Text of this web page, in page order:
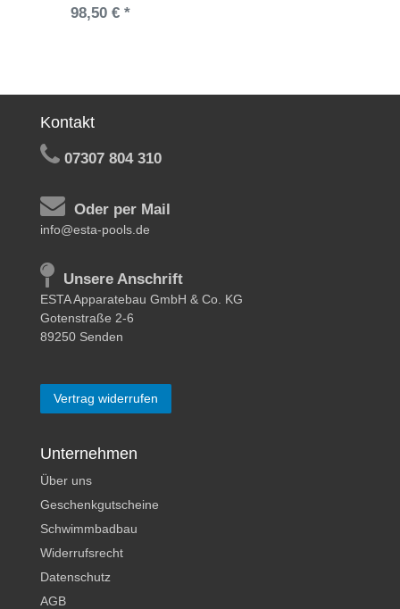
98,50 € *
Kontakt
07307 804 310
Oder per Mail
info@esta-pools.de
Unsere Anschrift
ESTA Apparatebau GmbH & Co. KG
Gotenstraße 2-6
89250 Senden
Vertrag widerrufen
Unternehmen
Über uns
Geschenkgutscheine
Schwimmbadbau
Widerrufsrecht
Datenschutz
AGB